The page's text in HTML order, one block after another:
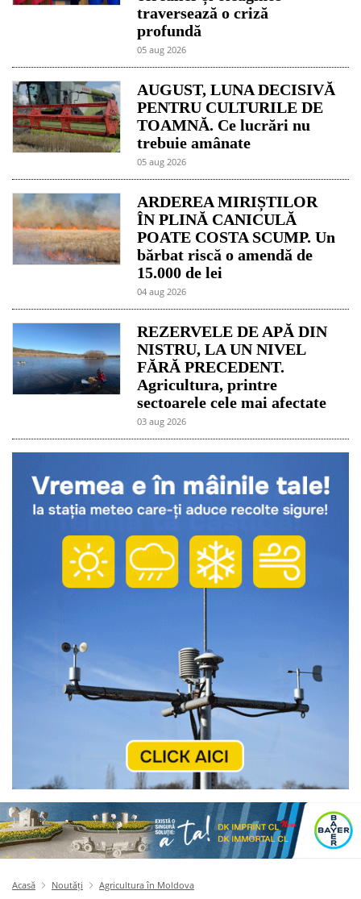
traversează o criză
profundă
05 aug 2026
AUGUST, LUNA DECISIVĂ
PENTRU CULTURILE DE
TOAMNĂ. Ce lucrări nu
trebuie amânate
05 aug 2026
ARDEREA MIRIȘTILOR
ÎN PLINĂ CANICULĂ
POATE COSTA SCUMP. Un
bărbat riscă o amendă de
15.000 de lei
04 aug 2026
REZERVELE DE APĂ DIN
NISTRU, LA UN NIVEL
FĂRĂ PRECEDENT.
Agricultura, printre
sectoarele cele mai afectate
03 aug 2026
Acasă Noutăți Agricultura în Moldova